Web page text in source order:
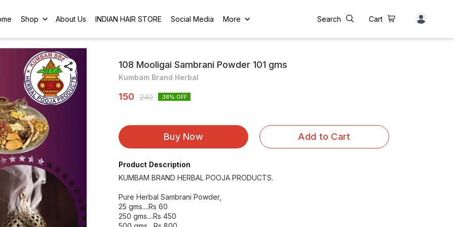
Shop About Us INDIAN HAIR STORE Social Media More Search Cart
108 Mooligai Sambrani Powder 101 gms
Kumbam Brand Herbal
150 240 38% OFF
Buy Now Add to Cart
Product Description
KUMBAM BRAND HERBAL POOJA PRODUCTS.
Pure Herbal Sambrani Powder,
25 gms....Rs 60
250 gms....Rs 450